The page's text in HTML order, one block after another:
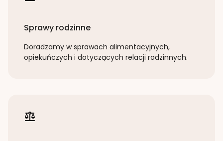
Sprawy rodzinne
Doradzamy w sprawach alimentacyjnych,
opiekuńczych i dotyczących relacji rodzinnych.